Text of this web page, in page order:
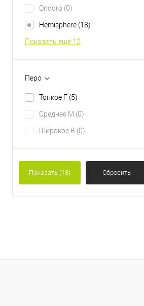
Ondoro (0)
Hemisphere (18)
Показать ещё 12
Перо
Тонкое F (5)
Среднее М (0)
Широкое B (0)
Показать (18) Сбросить